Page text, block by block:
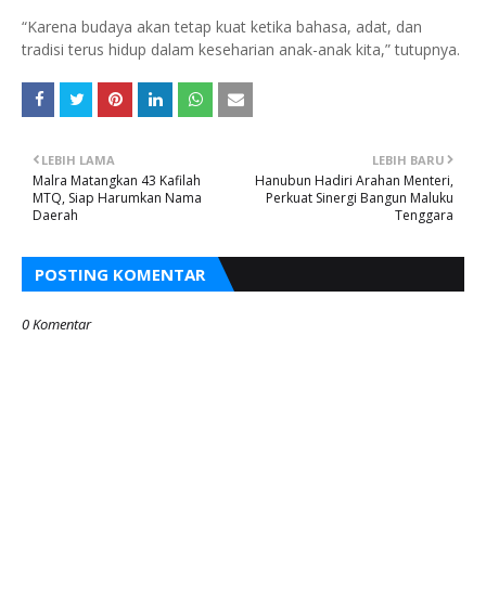
“Karena budaya akan tetap kuat ketika bahasa, adat, dan
tradisi terus hidup dalam keseharian anak-anak kita,” tutupnya.
LEBIH BARU
Hanubun Hadiri Arahan Menteri,
Perkuat Sinergi Bangun Maluku
Tenggara
LEBIH LAMA
Malra Matangkan 43 Kafilah
MTQ, Siap Harumkan Nama
Daerah
POSTING KOMENTAR
0 Komentar